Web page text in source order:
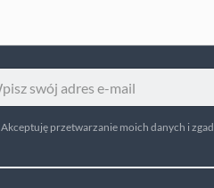
Akceptuję przetwarzanie moich danych i